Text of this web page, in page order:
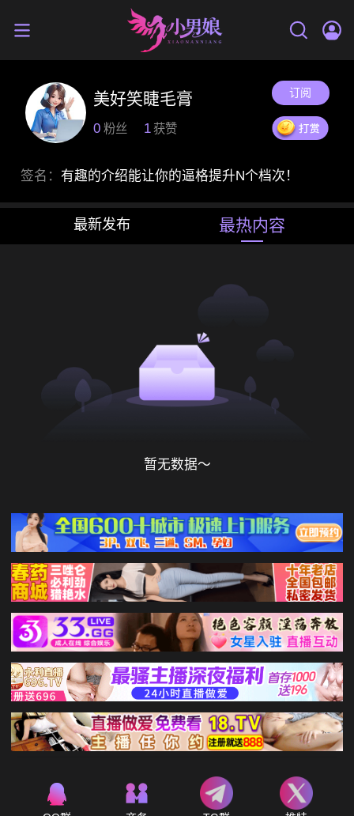
美好笑睫毛膏 订阅
0 粉丝 1 获赞
签名： 有趣的介绍能让你的逼格提升N个档次！
最新发布 最热内容
暂无数据～